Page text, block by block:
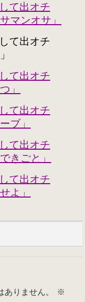
て出オチ
ンオサ」
て出オチ
て出オチ
」
て出オチ
ブ」
て出オチ
ごと」
て出オチ
よ」
りません。
※